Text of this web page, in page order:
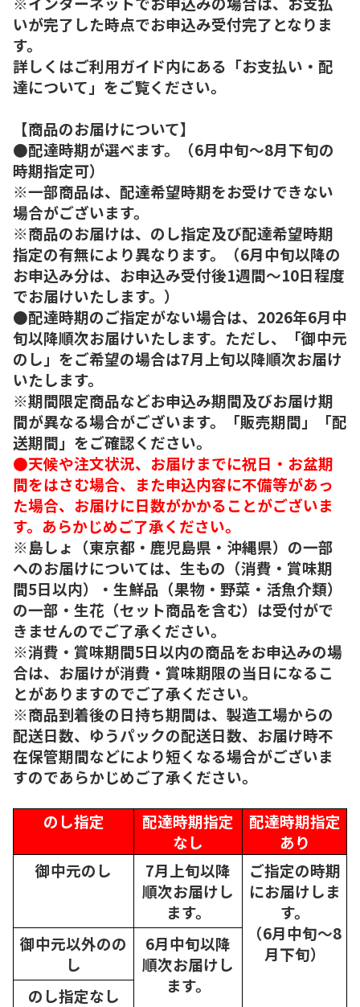
いが完了した時点でお申込み受付完了となりま
す。
詳しくはご利用ガイド内にある「お支払い・配
達について」をご覧ください。
【商品のお届けについて】
●配達時期が選べます。（6月中旬～8月下旬の
時期指定可）
※一部商品は、配達希望時期をお受けできない
場合がございます。
※商品のお届けは、のし指定及び配達希望時期
指定の有無により異なります。（6月中旬以降の
お申込み分は、お申込み受付後1週間～10日程度
でお届けいたします。）
●配達時期のご指定がない場合は、2026年6月中
旬以降順次お届けいたします。ただし、「御中元
のし」をご希望の場合は7月上旬以降順次お届け
いたします。
※期間限定商品などお申込み期間及びお届け期
間が異なる場合がございます。「販売期間」「配
送期間」をご確認ください。
●天候や注文状況、お届けまでに祝日・お盆期
間をはさむ場合、また申込内容に不備等があっ
た場合、お届けに日数がかかることがございま
す。あらかじめご了承ください。
※島しょ（東京都・鹿児島県・沖縄県）の一部
へのお届けについては、生もの（消費・賞味期
間5日以内）・生鮮品（果物・野菜・活魚介類）
の一部・生花（セット商品を含む）は受付がで
きませんのでご了承ください。
※消費・賞味期間5日以内の商品をお申込みの場
合は、お届けが消費・賞味期限の当日になるこ
とがありますのでご了承ください。
※商品到着後の日持ち期間は、製造工場からの
配送日数、ゆうパックの配送日数、お届け時不
在保管期間などにより短くなる場合がございま
すのであらかじめご了承ください。
のし指定
配達時期指定
なし
配達時期指定
あり
御中元のし
7月上旬以降
順次お届けし
ます。
ご指定の時期
にお届けしま
す。
（6月中旬～8
月下旬）
御中元以外のの
し
6月中旬以降
順次お届けし
ます。
のし指定なし